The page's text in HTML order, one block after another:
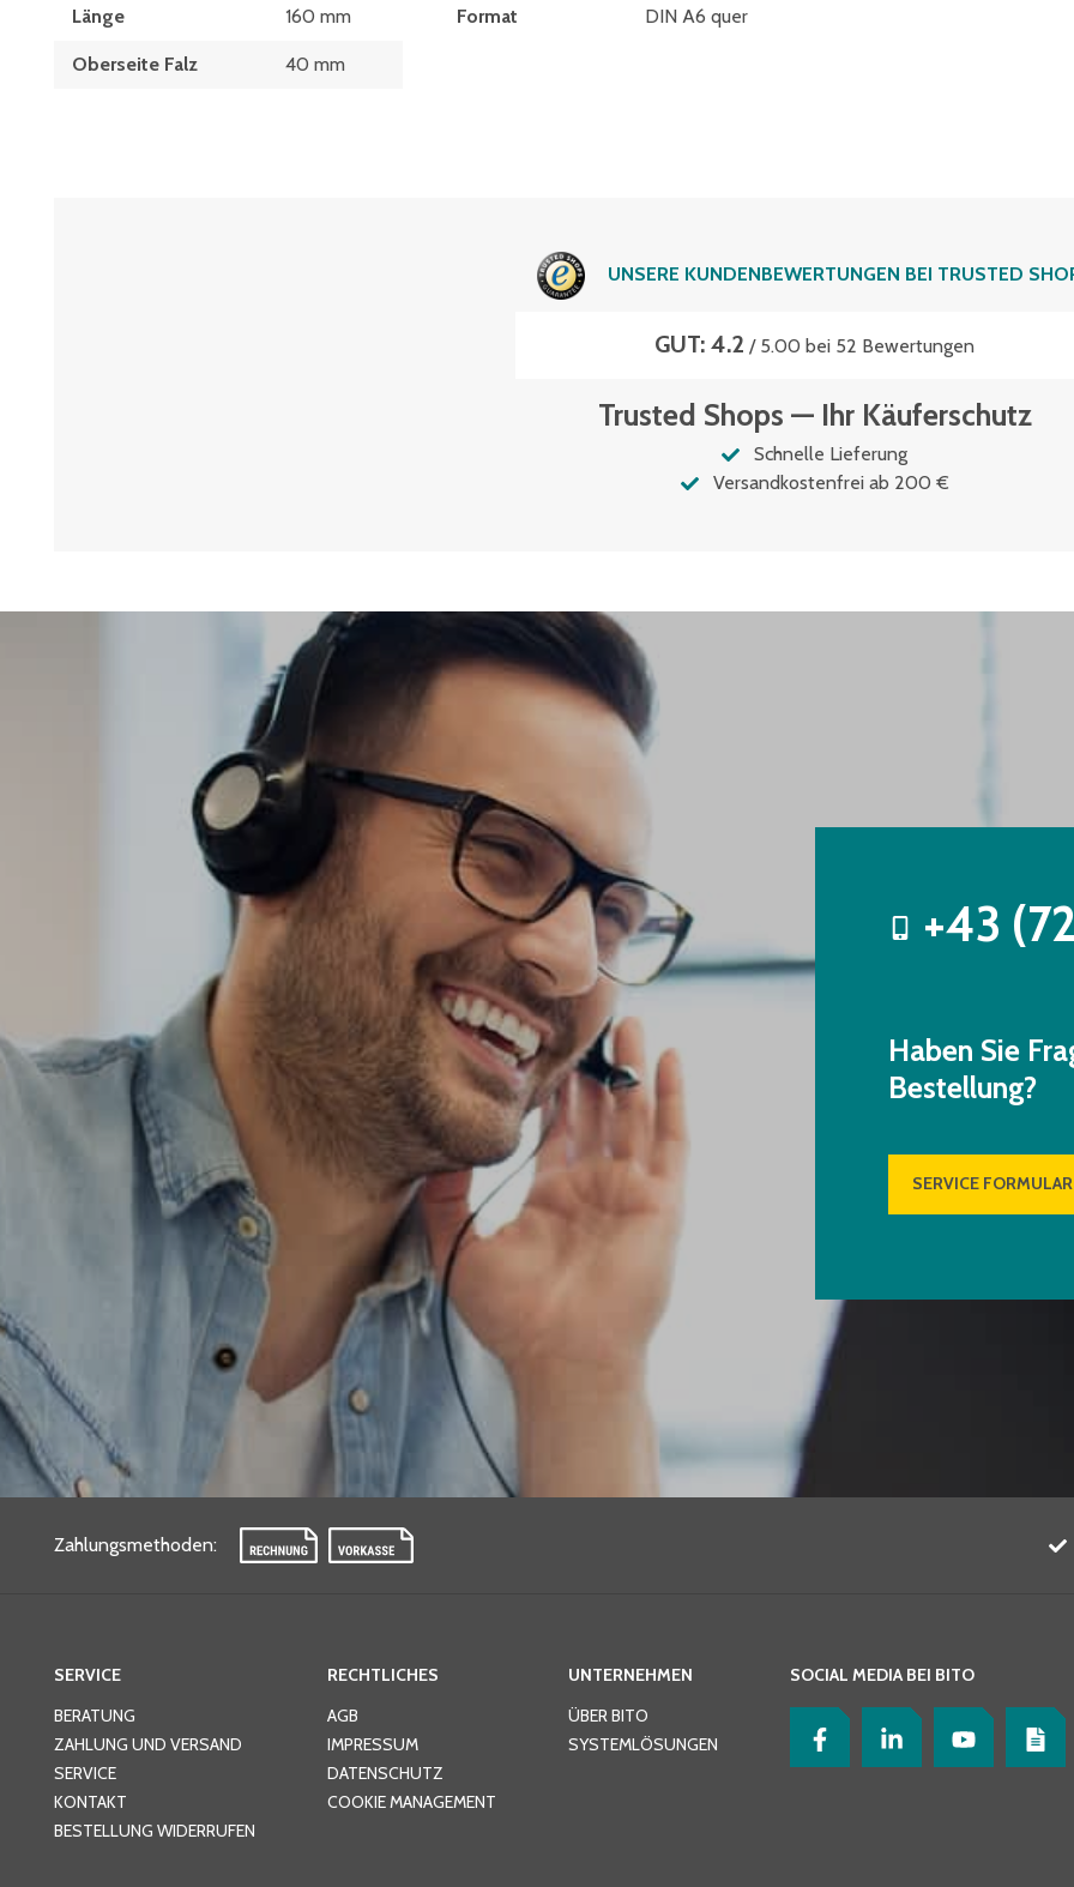
Länge 160 mm
Oberseite Falz 40 mm
Format DIN A6 quer
UNSERE KUNDENBEWERTUNGEN BEI TRUSTED
GUT: 4.2 / 5.00 bei 52 Bewertungen
Trusted Shops — Ihr Käuferschutz
Schnelle Lieferung
Versandkostenfrei ab 200 €
+43
Haben Sie
Bestellung?
SERVICE FORMULAR
Zahlungsmethoden:
SERVICE
BERATUNG
ZAHLUNG UND VERSAND
SERVICE
KONTAKT
BESTELLUNG WIDERRUFEN
RECHTLICHES
AGB
IMPRESSUM
DATENSCHUTZ
COOKIE MANAGEMENT
UNTERNEHMEN
ÜBER BITO
SYSTEMLÖSUNGEN
SOCIAL MEDIA BEI BITO